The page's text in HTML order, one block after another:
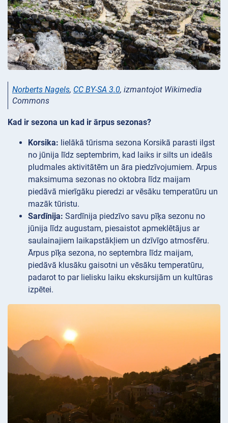
Norberts Nagels, CC BY-SA 3.0, izmantojot Wikimedia
Commons
Kad ir sezona un kad ir ārpus sezonas?
Korsika: lielākā tūrisma sezona Korsikā parasti ilgst
no jūnija līdz septembrim, kad laiks ir silts un ideāls
pludmales aktivitātēm un āra piedzīvojumiem. Ārpus
maksimuma sezonas no oktobra līdz maijam
piedāvā mierīgāku pieredzi ar vēsāku temperatūru un
mazāk tūristu.
Sardīnija: Sardīnija piedzīvo savu pīķa sezonu no
jūnija līdz augustam, piesaistot apmeklētājus ar
saulainajiem laikapstākļiem un dzīvīgo atmosfēru.
Ārpus pīķa sezona, no septembra līdz maijam,
piedāvā klusāku gaisotni un vēsāku temperatūru,
padarot to par lielisku laiku ekskursijām un kultūras
izpētei.